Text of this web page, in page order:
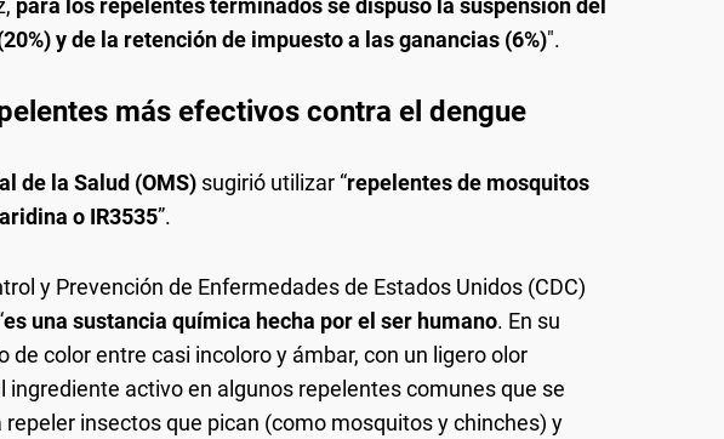
para los repelentes terminados se dispuso la suspensión del
y de la retención de impuesto a las ganancias (6%)".
más efectivos contra el dengue
de la Salud (OMS) sugirió utilizar “repelentes de mosquitos
o IR3535”.
y Prevención de Enfermedades de Estados Unidos (CDC)
es una sustancia química hecha por el ser humano. En su
de color entre casi incoloro y ámbar, con un ligero olor
ingrediente activo en algunos repelentes comunes que se
insectos que pican (como mosquitos y chinches) y